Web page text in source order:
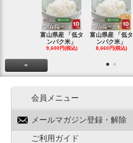
富山県産 「低タ
ンパク米」
9,600円(税込)
富山県産 「低タ
ンパク米」
8,660円(税込)
<
会員メニュー
メールマガジン登録・解除
ご利用ガイド